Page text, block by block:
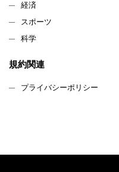
経済
スポーツ
科学
規約関連
プライバシーポリシー